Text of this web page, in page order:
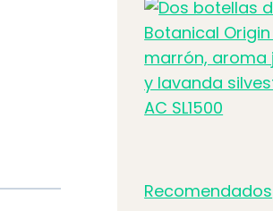
Recomendados